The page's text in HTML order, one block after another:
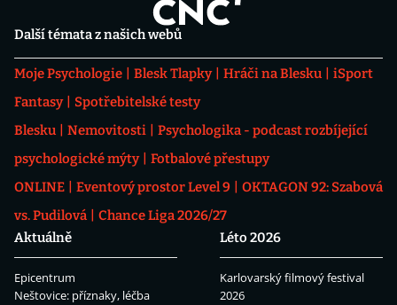
Další témata z našich webů
Moje Psychologie Blesk Tlapky Hráči na Blesku
iSport
Fantasy
Spotřebitelské testy
Blesku
Nemovitosti
Psychologika - podcast rozbíjející
psychologické mýty
Fotbalové přestupy
ONLINE
Eventový prostor Level 9
OKTAGON 92: Szabová
vs. Pudilová
Chance Liga 2026/27
Aktuálně
Epicentrum
Neštovice: příznaky, léčba
Léto 2026
Karlovarský filmový festival
2026